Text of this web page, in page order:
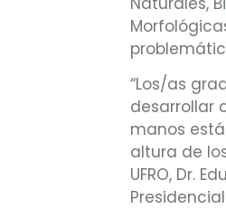
“Los/as
desarrollar
manos
altura de
UFRO, Dr.